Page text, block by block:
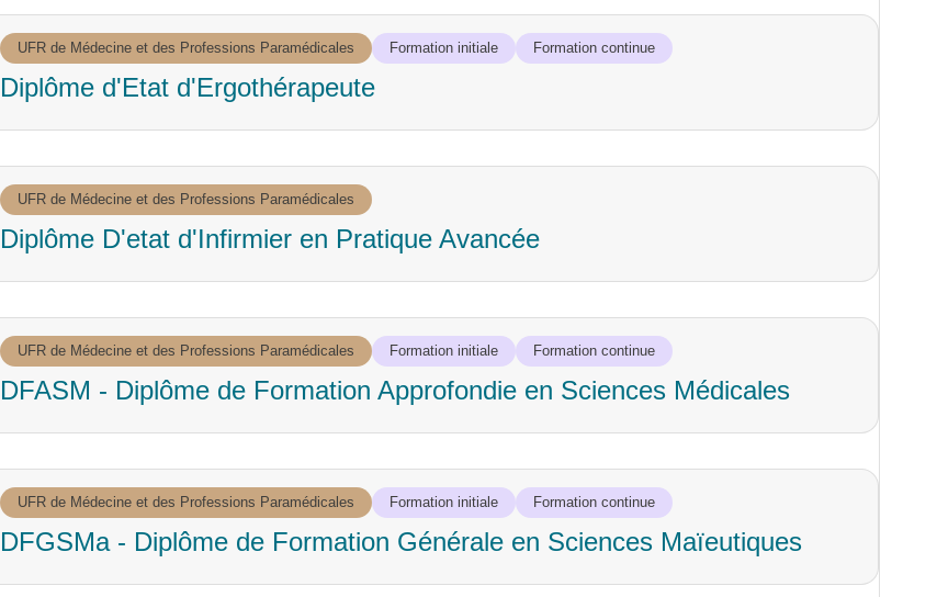
UFR de Médecine et des Professions Paramédicales Formation initiale Formation continue
Diplôme d'Etat d'Ergothérapeute
UFR de Médecine et des Professions Paramédicales
Diplôme D'etat d'Infirmier en Pratique Avancée
UFR de Médecine et des Professions Paramédicales Formation initiale Formation continue
DFASM - Diplôme de Formation Approfondie en Sciences Médicales
UFR de Médecine et des Professions Paramédicales Formation initiale Formation continue
DFGSMa - Diplôme de Formation Générale en Sciences Maïeutiques